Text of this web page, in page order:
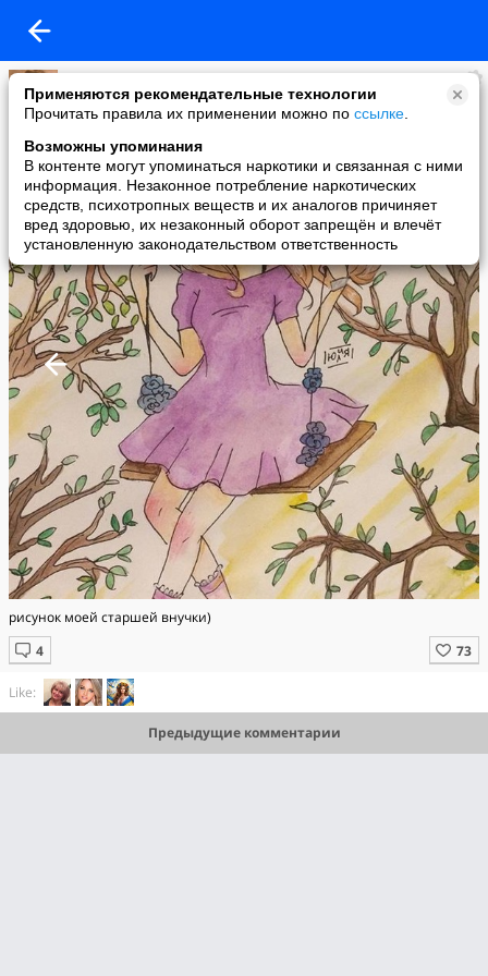
Применяются рекомендательные технологии
Прочитать правила их применении можно по ссылке
Возможны упоминания
В контенте могут упоминаться наркотики и связанная с ними
информация. Незаконное потребление наркотических
средств, психотропных веществ и их аналогов причиняет
вред здоровью, их незаконный оборот запрещён и влечёт
установленную законодательством ответственность
Галина
added a photo
14 May в 23:46
рисунок моей старшей внучки)
Like:
Предыдущие комментарии